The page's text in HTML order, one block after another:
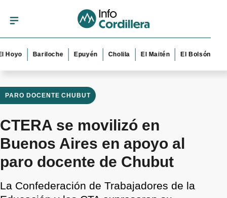
Bariloche Epuyén Cholila El Maitén El Bolsón Esquel
PARO DOCENTE CHUBUT
CTERA se movilizó en
Buenos Aires en apoyo al
paro docente de Chubut
La Confederación de Trabajadores de la